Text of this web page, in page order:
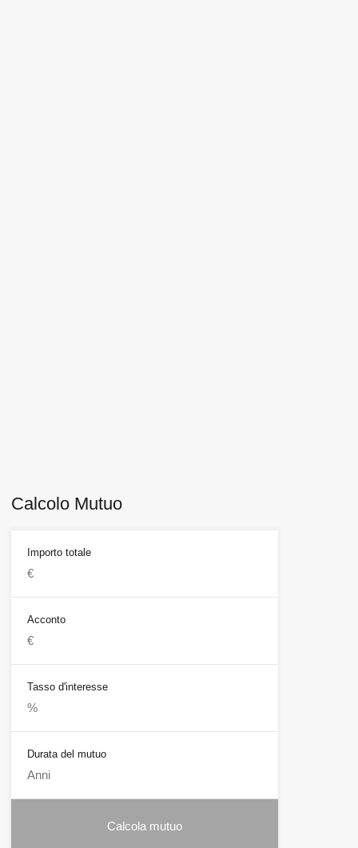
Calcolo Mutuo
Importo totale
Acconto
Tasso d'interesse
Durata del mutuo